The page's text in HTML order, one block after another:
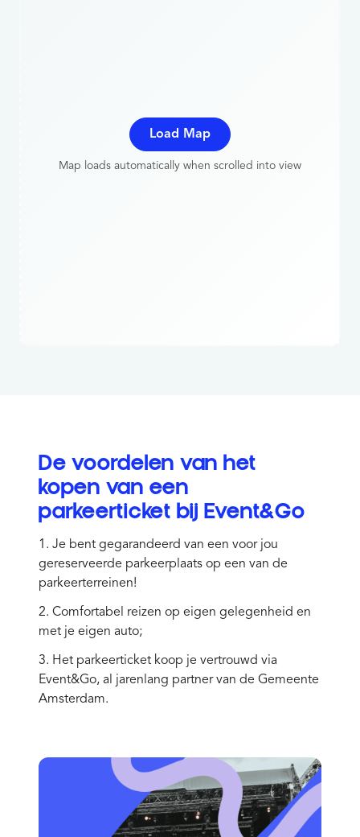
Load Map
Map loads automatically when scrolled into view
De voordelen van het
kopen van een
parkeerticket bij Event&Go
1. Je bent gegarandeerd van een voor jou
gereserveerde parkeerplaats op een van de
parkeerterreinen!
2. Comfortabel reizen op eigen gelegenheid en
met je eigen auto;
3. Het parkeerticket koop je vertrouwd via
Event&Go, al jarenlang partner van de Gemeente
Amsterdam.